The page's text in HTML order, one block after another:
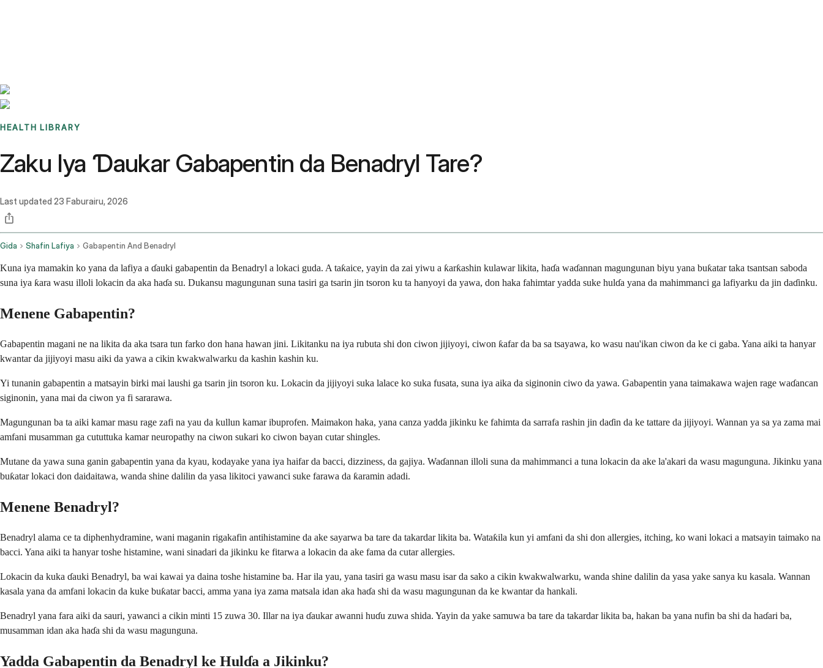
HEALTH LIBRARY
Zaku Iya Ɗaukar Gabapentin da Benadryl Tare?
Last updated 23 Faburairu, 2026
Gida Shafin Lafiya Gabapentin And Benadryl
Kuna iya mamakin ko yana da lafiya a ɗauki gabapentin da Benadryl a lokaci guda. A taƙaice, yayin da zai yiwu a ƙarƙashin kulawar likita, haɗa waɗannan magungunan biyu yana buƙatar taka tsantsan saboda
suna iya ƙara wasu illoli lokacin da aka haɗa su. Dukansu magungunan suna tasiri ga tsarin jin tsoron ku ta hanyoyi da yawa, don haka fahimtar yadda suke hulɗa yana da mahimmanci ga lafiyarku da jin daɗinku.
Menene Gabapentin?
Gabapentin magani ne na likita da aka tsara tun farko don hana hawan jini. Likitanku na iya rubuta shi don ciwon jijiyoyi, ciwon ƙafar da ba sa tsayawa, ko wasu nau'ikan ciwon da ke ci gaba. Yana aiki ta hanyar
kwantar da jijiyoyi masu aiki da yawa a cikin kwakwalwarku da kashin kashin ku.
Yi tunanin gabapentin a matsayin birki mai laushi ga tsarin jin tsoron ku. Lokacin da jijiyoyi suka lalace ko suka fusata, suna iya aika da siginonin ciwo da yawa. Gabapentin yana taimakawa wajen rage waɗancan
siginonin, yana mai da ciwon ya fi sararawa.
Magungunan ba ta aiki kamar masu rage zafi na yau da kullun kamar ibuprofen. Maimakon haka, yana canza yadda jikinku ke fahimta da sarrafa rashin jin daɗin da ke tattare da jijiyoyi. Wannan ya sa ya zama mai
amfani musamman ga cututtuka kamar neuropathy na ciwon sukari ko ciwon bayan cutar shingles.
Mutane da yawa suna ganin gabapentin yana da kyau, kodayake yana iya haifar da bacci, dizziness, da gajiya. Waɗannan illoli suna da mahimmanci a tuna lokacin da ake la'akari da wasu magunguna. Jikinku yana
buƙatar lokaci don daidaitawa, wanda shine dalilin da yasa likitoci yawanci suke farawa da ƙaramin adadi.
Menene Benadryl?
Benadryl alama ce ta diphenhydramine, wani maganin rigakafin antihistamine da ake sayarwa ba tare da takardar likita ba. Wataƙila kun yi amfani da shi don allergies, itching, ko wani lokaci a matsayin taimako na
bacci. Yana aiki ta hanyar toshe histamine, wani sinadari da jikinku ke fitarwa a lokacin da ake fama da cutar allergies.
Lokacin da kuka ɗauki Benadryl, ba wai kawai ya daina toshe histamine ba. Har ila yau, yana tasiri ga wasu masu isar da sako a cikin kwakwalwarku, wanda shine dalilin da yasa yake sanya ku kasala. Wannan
kasala yana da amfani lokacin da kuke buƙatar bacci, amma yana iya zama matsala idan aka haɗa shi da wasu magungunan da ke kwantar da hankali.
Benadryl yana fara aiki da sauri, yawanci a cikin minti 15 zuwa 30. Illar na iya ɗaukar awanni huɗu zuwa shida. Yayin da yake samuwa ba tare da takardar likita ba, hakan ba yana nufin ba shi da haɗari ba,
musamman idan aka haɗa shi da wasu magunguna.
Yadda Gabapentin da Benadryl ke Hulɗa a Jikinku?